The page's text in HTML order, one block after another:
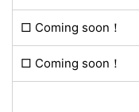
□ Coming soon！
□ Coming soon！